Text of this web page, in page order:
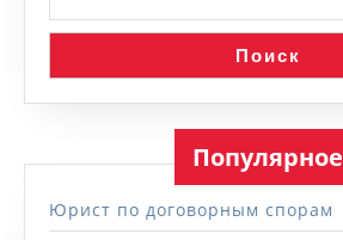
Поиск
Популярное
Юрист по договорным спорам